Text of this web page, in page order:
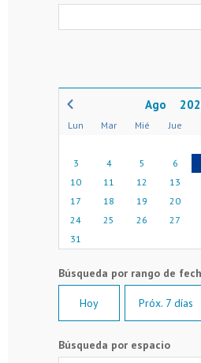
Lun Mar Mié Jue
3
4 5 6
10
11 12 13
17
18 19 20
24
25 26 27
31
Hoy Próx. 7 días
Búsqueda por espacio